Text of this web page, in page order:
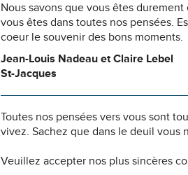
Nous savons que vous êtes
vous êtes dans toutes nos pensées.
coeur le souvenir des bons moments.
Jean-Louis Nadeau et Claire Lebel
St-Jacques
Toutes nos pensées vers vous sont
vivez. Sachez que dans le deuil vous
Veuillez accepter nos plus sincères